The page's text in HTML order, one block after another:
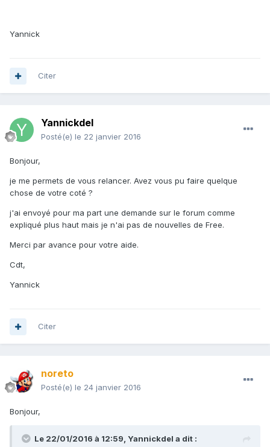
Yannick
Citer
Yannickdel
Posté(e) le 22 janvier 2016
Bonjour,
je me permets de vous relancer. Avez vous pu faire quelque
chose de votre coté ?
j'ai envoyé pour ma part une demande sur le forum comme
expliqué plus haut mais je n'ai pas de nouvelles de Free.
Merci par avance pour votre aide.
Cdt,
Yannick
Citer
noreto
Posté(e) le 24 janvier 2016
Bonjour,
Le 22/01/2016 à 12:59, Yannickdel a dit :